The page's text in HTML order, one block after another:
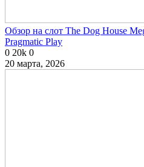
Обзор на слот The Dog House
Pragmatic Play
0 20k 0
20 марта, 2026